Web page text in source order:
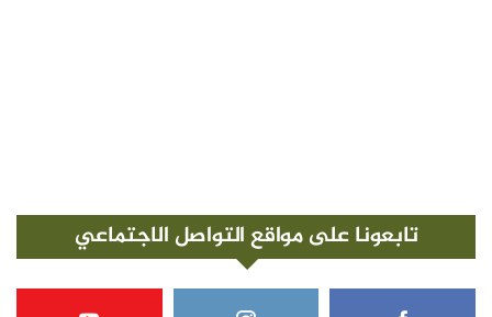
تابعونا على مواقع التواصل الاجتماعي